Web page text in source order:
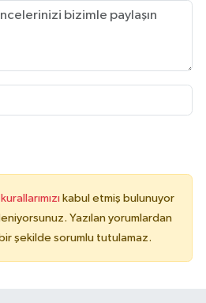
kabul etmiş bulunuyor
Yazılan yorumlardan
şekilde sorumlu tutulamaz.